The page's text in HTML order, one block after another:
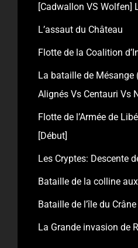
[Cadwallon VS Wolfen]
L’assaut du Château
Flotte de la Coalition
La bataille de Mésange
Alignés Vs Centauri Vs
Flotte de l’Armée de
[Début]
Les Cryptes: Descente
Bataille de la colline
Bataille de l’île du
La Grande invasion de